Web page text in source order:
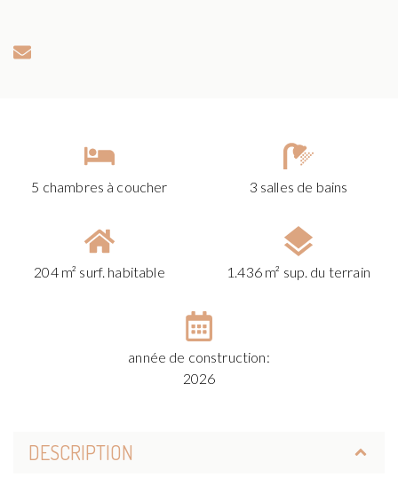
5 chambres à coucher 3 salles de bains
204 m² surf. habitable 1.436 m² sup. du terrain
année de construction:
2026
DESCRIPTION